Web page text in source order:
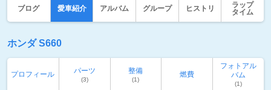
ブログ 愛車紹介 アルバム グループ ヒストリ
ラップ
タイム
ホンダ S660
プロフィール パーツ
(3)
整備
(1)
燃費
フォトアル
バム
(1)